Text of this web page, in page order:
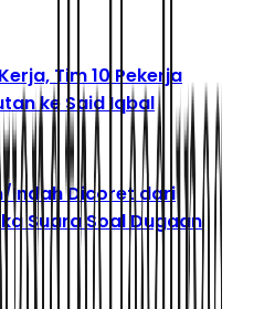
Tim 10 Pekerja
ke Said Iqbal
Indah Dicoret dari
Suara Soal Dugaan